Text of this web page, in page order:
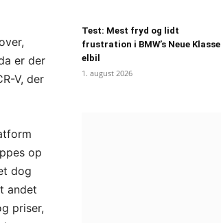
er der
V, der
op
dog
andet
priser,
Test: Mest fryd og lidt
frustration i BMW’s Neue Klasse
elbil
1. august 2026